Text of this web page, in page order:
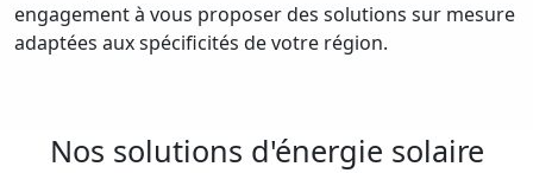
engagement à vous proposer des solutions sur mesure
adaptées aux spécificités de votre région.
Nos solutions d'énergie solaire